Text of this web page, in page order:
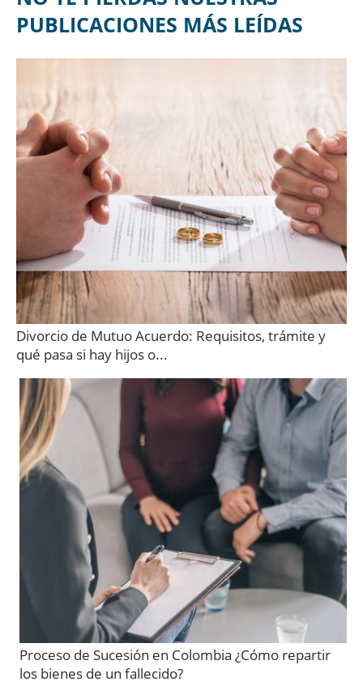
PUBLICACIONES MÁS LEÍDAS
Divorcio de Mutuo Acuerdo: Requisitos, trámite y
qué pasa si hay hijos o...
Proceso de Sucesión en Colombia ¿Cómo repartir
los bienes de un fallecido?